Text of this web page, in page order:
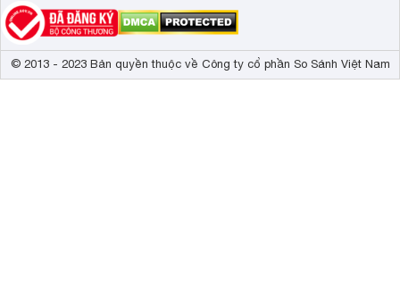
© 2013 - 2023 Bản quyền thuộc về Công ty cổ phần So Sánh Việt Nam